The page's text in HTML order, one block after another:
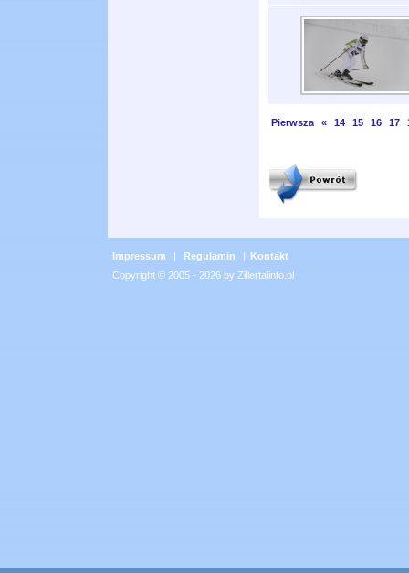
Pierwsza « 14 15 16 17
Impressum | Regulamin | Kontakt
Copyright © 2005 - 2026 by Zillertalinfo.pl